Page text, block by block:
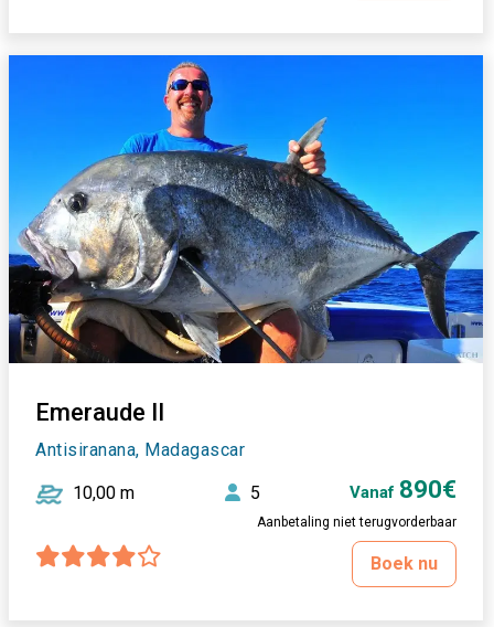
Emeraude II
Antisiranana, Madagascar
10,00 m 5 Vanaf 890€
Aanbetaling niet terugvorderbaar
Boek nu